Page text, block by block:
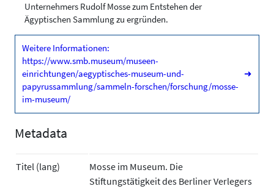
Unternehmers Rudolf Mosse zum Entstehen der
Ägyptischen Sammlung zu ergründen.
Weitere Informationen:
https://www.smb.museum/museen-
einrichtungen/aegyptisches-museum-und-
papyrussammlung/sammeln-forschen/forschung/mosse-
im-museum/
➜
Metadata
Titel (lang)
Mosse im Museum. Die
Stiftungstätigkeit des Berliner Verlegers